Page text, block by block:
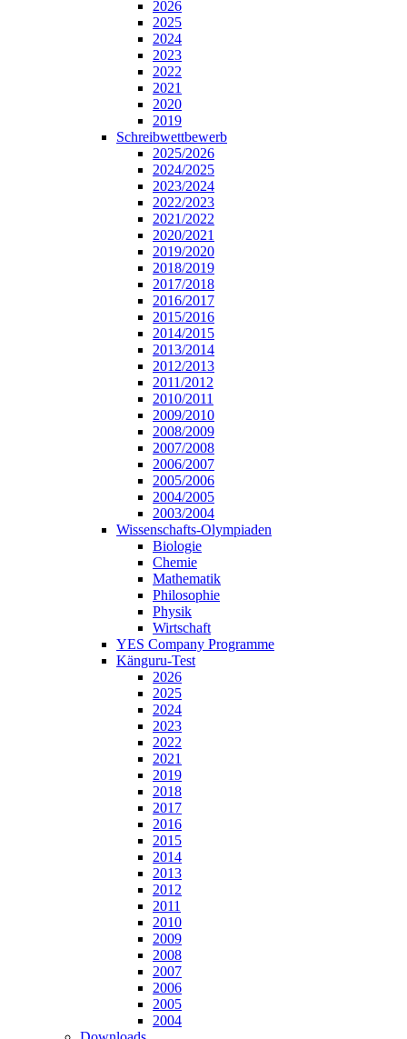
2026
2025
2024
2023
2022
2021
2020
2019
Schreibwettbewerb
2025/2026
2024/2025
2023/2024
2022/2023
2021/2022
2020/2021
2019/2020
2018/2019
2017/2018
2016/2017
2015/2016
2014/2015
2013/2014
2012/2013
2011/2012
2010/2011
2009/2010
2008/2009
2007/2008
2006/2007
2005/2006
2004/2005
2003/2004
Wissenschafts-Olympiaden
Biologie
Chemie
Mathematik
Philosophie
Physik
Wirtschaft
YES Company Programme
Känguru-Test
2026
2025
2024
2023
2022
2021
2019
2018
2017
2016
2015
2014
2013
2012
2011
2010
2009
2008
2007
2006
2005
2004